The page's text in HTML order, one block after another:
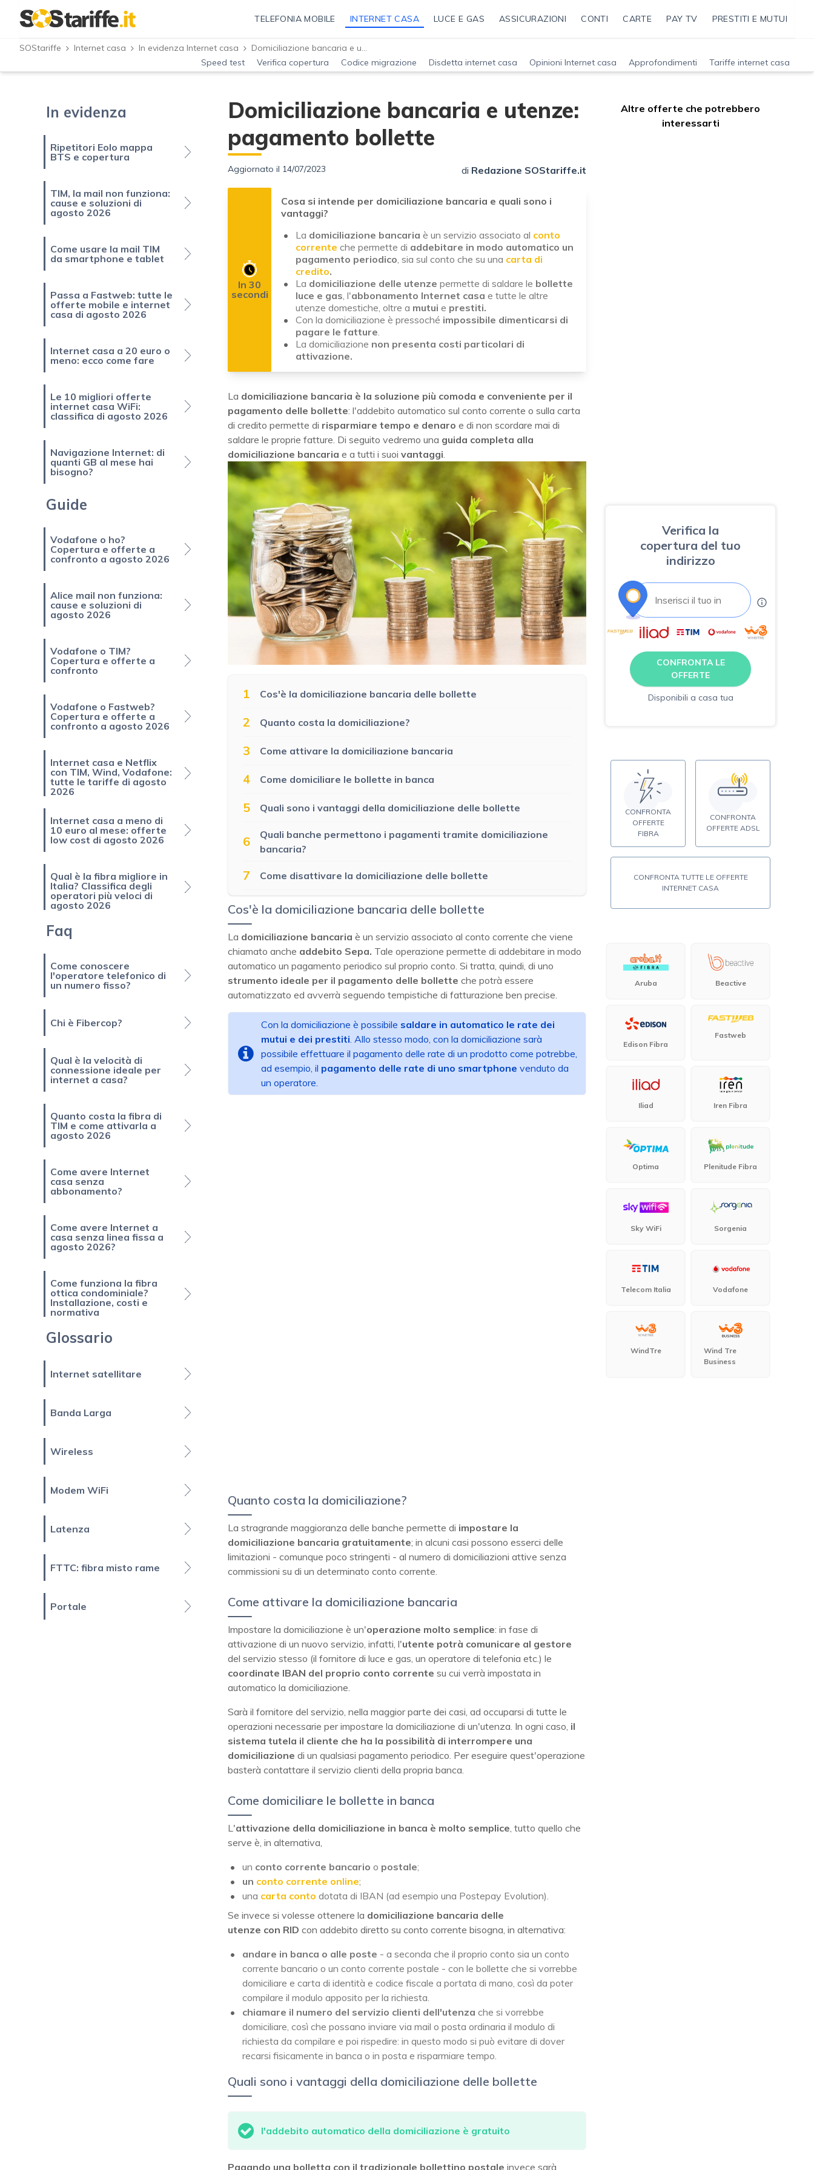
TELEFONIA MOBILE INTERNET CASA LUCE E GAS ASSICURAZIONI CONTI CARTE PAY TV PRESTITI E MUTUI
SOStariffe Internet casa In evidenza Internet casa
Domiciliazione bancaria e utenze: pagamento bollette
Speed test
Verifica copertura Codice migrazione Disdetta internet casa Opinioni Internet casa Approfondimenti Tariffe internet casa
In evidenza
Ripetitori Eolo mappa
BTS e copertura
TIM, la mail non funziona:
cause e soluzioni di
agosto 2026
Come usare la mail TIM
da smartphone e tablet
Passa a Fastweb: tutte le
offerte mobile e internet
casa di agosto 2026
Internet casa a 20 euro o
meno: ecco come fare
Le 10 migliori offerte
internet casa WiFi:
classifica di agosto 2026
Navigazione Internet: di
quanti GB al mese hai
bisogno?
Guide
Vodafone o ho?
Copertura e offerte a
confronto a agosto 2026
Alice mail non funziona:
cause e soluzioni di
agosto 2026
Vodafone o TIM?
Copertura e offerte a
confronto
Vodafone o Fastweb?
Copertura e offerte a
confronto a agosto 2026
Internet casa e Netflix
con TIM, Wind, Vodafone:
tutte le tariffe di agosto
2026
Internet casa a meno di
10 euro al mese: offerte
low cost di agosto 2026
Qual è la fibra migliore in
Italia? Classifica degli
operatori più veloci di
agosto 2026
Faq
Come conoscere
l'operatore telefonico di
un numero fisso?
Chi è Fibercop?
Qual è la velocità di
connessione ideale per
internet a casa?
Quanto costa la fibra di
TIM e come attivarla a
agosto 2026
Come avere Internet
casa senza
abbonamento?
Come avere Internet a
casa senza linea fissa a
agosto 2026?
Come funziona la fibra
ottica condominiale?
Installazione, costi e
normativa
Glossario
Internet satellitare
Banda Larga
Wireless
Modem WiFi
Latenza
FTTC: fibra misto rame
Portale
Domiciliazione bancaria e utenze:
pagamento bollette
Aggiornato il 14/07/2023 di Redazione SOStariffe.it
In 30
secondi
Cosa si intende per domiciliazione bancaria e quali sono i
vantaggi?
La domiciliazione bancaria è un servizio associato al conto
corrente che permette di addebitare in modo automatico un
pagamento periodico, sia sul conto che su una carta di
credito.
La domiciliazione delle utenze permette di saldare le bollette
luce e gas, l'abbonamento Internet casa e tutte le altre
utenze domestiche, oltre a mutui e prestiti.
Con la domiciliazione è pressoché impossibile dimenticarsi di
pagare le fatture.
La domiciliazione non presenta costi particolari di
attivazione.
La domiciliazione bancaria è la soluzione più comoda e conveniente per il
pagamento delle bollette: l'addebito automatico sul conto corrente o sulla carta
di credito permette di risparmiare tempo e denaro e di non scordare mai di
saldare le proprie fatture. Di seguito vedremo una guida completa alla
domiciliazione bancaria e a tutti i suoi vantaggi.
1 Cos'è la domiciliazione bancaria delle bollette
2 Quanto costa la domiciliazione?
3 Come attivare la domiciliazione bancaria
4 Come domiciliare le bollette in banca
5 Quali sono i vantaggi della domiciliazione delle bollette
6
Quali banche permettono i pagamenti tramite domiciliazione
bancaria?
7 Come disattivare la domiciliazione delle bollette
Cos'è la domiciliazione bancaria delle bollette
La domiciliazione bancaria è un servizio associato al conto corrente che viene
chiamato anche addebito Sepa. Tale operazione permette di addebitare in modo
automatico un pagamento periodico sul proprio conto. Si tratta, quindi, di uno
strumento ideale per il pagamento delle bollette che potrà essere
automatizzato ed avverrà seguendo tempistiche di fatturazione ben precise.
Con la domiciliazione è possibile saldare in automatico le rate dei
mutui e dei prestiti . Allo stesso modo, con la domiciliazione sarà
possibile effettuare il pagamento delle rate di un prodotto come potrebbe,
ad esempio, il pagamento delle rate di uno smartphone venduto da
un operatore.
Quanto costa la domiciliazione?
La stragrande maggioranza delle banche permette di impostare la
domiciliazione bancaria gratuitamente; in alcuni casi possono esserci delle
limitazioni - comunque poco stringenti - al numero di domiciliazioni attive senza
commissioni su di un determinato conto corrente.
Come attivare la domiciliazione bancaria
Impostare la domiciliazione è un'operazione molto semplice: in fase di
attivazione di un nuovo servizio, infatti, l'utente potrà comunicare al gestore
del servizio stesso (il fornitore di luce e gas, un operatore di telefonia etc.) le
coordinate IBAN del proprio conto corrente su cui verrà impostata in
automatico la domiciliazione.
Sarà il fornitore del servizio, nella maggior parte dei casi, ad occuparsi di tutte le
operazioni necessarie per impostare la domiciliazione di un'utenza. In ogni caso, il
sistema tutela il cliente che ha la possibilità di interrompere una
domiciliazione di un qualsiasi pagamento periodico. Per eseguire quest'operazione
basterà contattare il servizio clienti della propria banca.
Come domiciliare le bollette in banca
L'attivazione della domiciliazione in banca è molto semplice , tutto quello che
serve è, in alternativa,
un conto corrente bancario o postale;
un conto corrente online;
una carta conto dotata di IBAN (ad esempio una Postepay Evolution).
Se invece si volesse ottenere la domiciliazione bancaria delle
utenze con RID con addebito diretto su conto corrente bisogna, in alternativa:
andare in banca o alle poste - a seconda che il proprio conto sia un conto
corrente bancario o un conto corrente postale - con le bollette che si vorrebbe
domiciliare e carta di identità e codice fiscale a portata di mano, così da poter
compilare il modulo apposito per la richiesta.
chiamare il numero del servizio clienti dell'utenza che si vorrebbe
domiciliare, così che possano inviare via mail o posta ordinaria il modulo di
richiesta da compilare e poi rispedire: in questo modo si può evitare di dover
recarsi fisicamente in banca o in posta e risparmiare tempo.
Quali sono i vantaggi della domiciliazione delle bollette
l'addebito automatico della domiciliazione è gratuito
Pagando una bolletta con il tradizionale bollettino postale invece sarà
Altre offerte che potrebbero
interessarti
Verifica la
copertura del tuo
indirizzo
CONFRONTA LE
OFFERTE
Disponibili a casa tua
CONFRONTA
OFFERTE
FIBRA
CONFRONTA
OFFERTE ADSL
CONFRONTA TUTTE LE OFFERTE
INTERNET CASA
Aruba Beactive
Edison Fibra
Fastweb
Iliad Iren Fibra
Optima Plenitude Fibra
Sky WiFi Sorgenia
Telecom Italia Vodafone
WindTre
Wind Tre
Business